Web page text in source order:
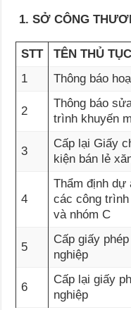
1. SỞ CÔNG
STT
TÊN THỦ
1
Thông báo
2
Thông báo
trình khuyến
3
Cấp lại Giấy
kiện bán lẻ
4
Thẩm định
các công
và nhóm C
5
Cấp giấy
nghiệp
6
Cấp lại giấy
nghiệp